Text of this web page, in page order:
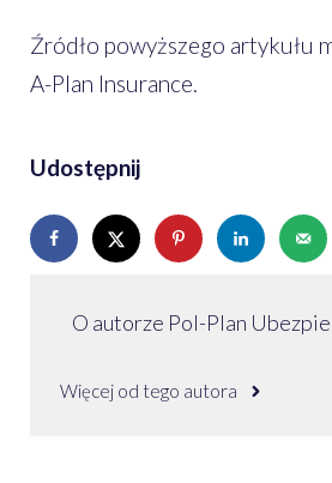
Źródło powyższego artykułu
A-Plan Insurance.
Udostępnij
O autorze Pol-Plan
Więcej od tego autora